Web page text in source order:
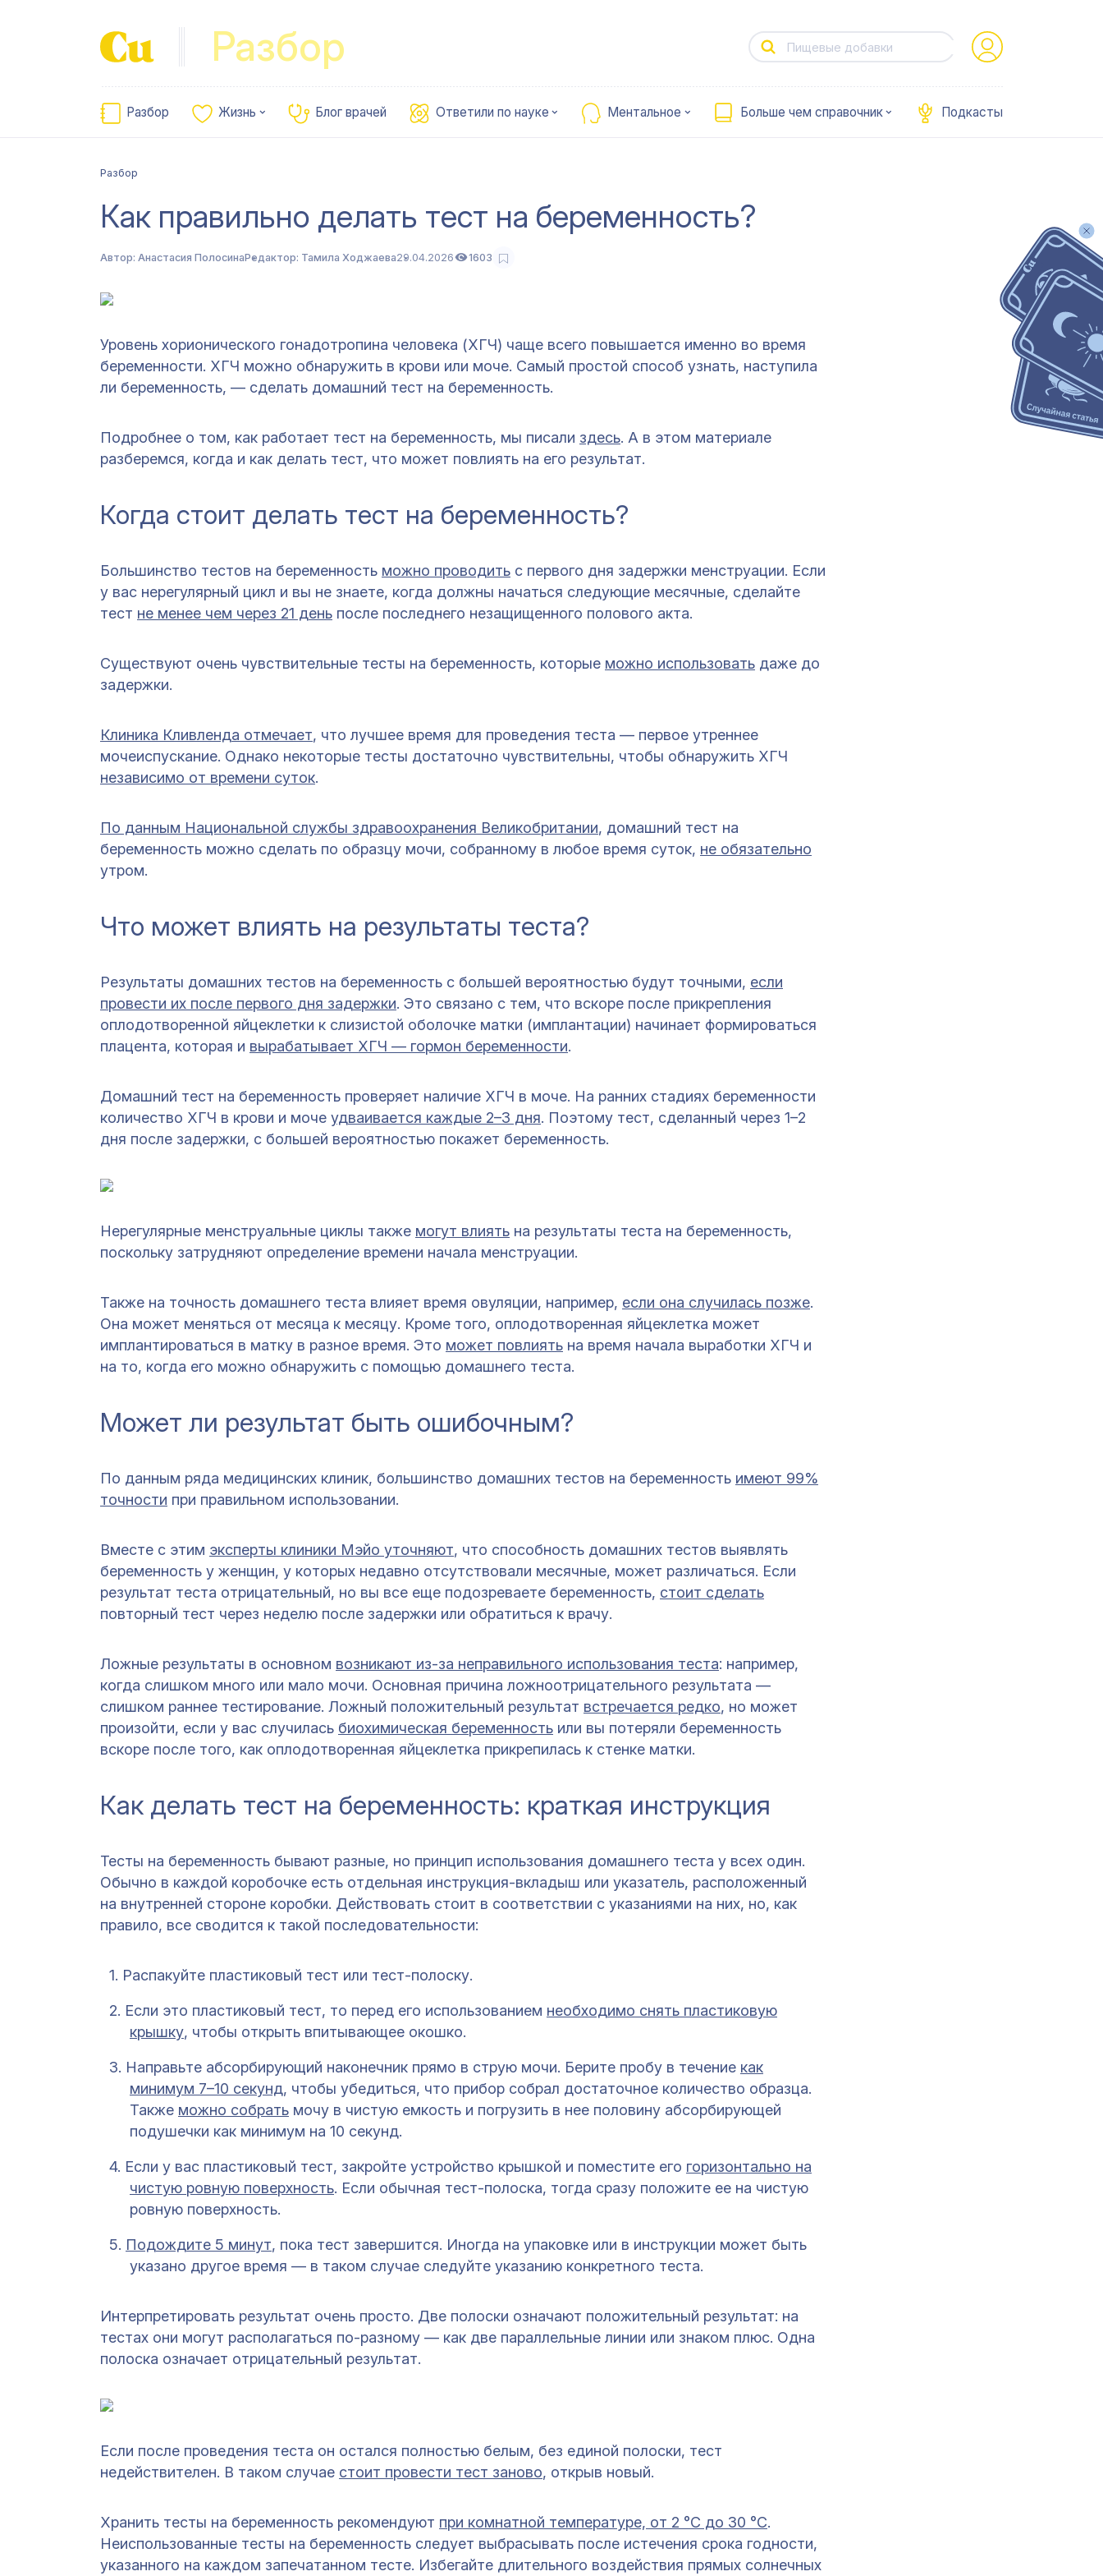
Разбор
Разбор Жизнь Блог врачей Ответили по науке Ментальное Больше чем справочник Подкасты
Разбор
Как правильно делать тест на беременность?
Автор: Анастасия ПолосинаРедактор: Тамила Ходжаева29.04.2026 1603
Уровень хорионического гонадотропина человека (ХГЧ) чаще всего повышается именно во время
беременности. ХГЧ можно обнаружить в крови или моче. Самый простой способ узнать, наступила
ли беременность, — сделать домашний тест на беременность.
Подробнее о том, как работает тест на беременность, мы писали здесь. А в этом материале
разберемся, когда и как делать тест, что может повлиять на его результат.
Когда стоит делать тест на беременность?
Большинство тестов на беременность можно проводить с первого дня задержки менструации. Если
у вас нерегулярный цикл и вы не знаете, когда должны начаться следующие месячные, сделайте
тест не менее чем через 21 день после последнего незащищенного полового акта.
Существуют очень чувствительные тесты на беременность, которые можно использовать даже до
задержки.
Клиника Кливленда отмечает, что лучшее время для проведения теста — первое утреннее
мочеиспускание. Однако некоторые тесты достаточно чувствительны, чтобы обнаружить ХГЧ
независимо от времени суток.
По данным Национальной службы здравоохранения Великобритании, домашний тест на
беременность можно сделать по образцу мочи, собранному в любое время суток, не обязательно
утром.
Что может влиять на результаты теста?
Результаты домашних тестов на беременность с большей вероятностью будут точными, если
провести их после первого дня задержки. Это связано с тем, что вскоре после прикрепления
оплодотворенной яйцеклетки к слизистой оболочке матки (имплантации) начинает формироваться
плацента, которая и вырабатывает ХГЧ — гормон беременности.
Домашний тест на беременность проверяет наличие ХГЧ в моче. На ранних стадиях беременности
количество ХГЧ в крови и моче удваивается каждые 2–3 дня. Поэтому тест, сделанный через 1–2
дня после задержки, с большей вероятностью покажет беременность.
Нерегулярные менструальные циклы также могут влиять на результаты теста на беременность,
поскольку затрудняют определение времени начала менструации.
Также на точность домашнего теста влияет время овуляции, например, если она случилась позже.
Она может меняться от месяца к месяцу. Кроме того, оплодотворенная яйцеклетка может
имплантироваться в матку в разное время. Это может повлиять на время начала выработки ХГЧ и
на то, когда его можно обнаружить с помощью домашнего теста.
Может ли результат быть ошибочным?
По данным ряда медицинских клиник, большинство домашних тестов на беременность имеют 99%
точности при правильном использовании.
Вместе с этим эксперты клиники Мэйо уточняют, что способность домашних тестов выявлять
беременность у женщин, у которых недавно отсутствовали месячные, может различаться. Если
результат теста отрицательный, но вы все еще подозреваете беременность, стоит сделать
повторный тест через неделю после задержки или обратиться к врачу.
Ложные результаты в основном возникают из-за неправильного использования теста: например,
когда слишком много или мало мочи. Основная причина ложноотрицательного результата —
слишком раннее тестирование. Ложный положительный результат встречается редко, но может
произойти, если у вас случилась биохимическая беременность или вы потеряли беременность
вскоре после того, как оплодотворенная яйцеклетка прикрепилась к стенке матки.
Как делать тест на беременность: краткая инструкция
Тесты на беременность бывают разные, но принцип использования домашнего теста у всех один.
Обычно в каждой коробочке есть отдельная инструкция-вкладыш или указатель, расположенный
на внутренней стороне коробки. Действовать стоит в соответствии с указаниями на них, но, как
правило, все сводится к такой последовательности:
Распакуйте пластиковый тест или тест-полоску.
Если это пластиковый тест, то перед его использованием необходимо снять пластиковую
крышку, чтобы открыть впитывающее окошко.
Направьте абсорбирующий наконечник прямо в струю мочи. Берите пробу в течение как
минимум 7–10 секунд, чтобы убедиться, что прибор собрал достаточное количество образца.
Также можно собрать мочу в чистую емкость и погрузить в нее половину абсорбирующей
подушечки как минимум на 10 секунд.
Если у вас пластиковый тест, закройте устройство крышкой и поместите его горизонтально на
чистую ровную поверхность. Если обычная тест-полоска, тогда сразу положите ее на чистую
ровную поверхность.
Подождите 5 минут, пока тест завершится. Иногда на упаковке или в инструкции может быть
указано другое время — в таком случае следуйте указанию конкретного теста.
Интерпретировать результат очень просто. Две полоски означают положительный результат: на
тестах они могут располагаться по-разному — как две параллельные линии или знаком плюс. Одна
полоска означает отрицательный результат.
Если после проведения теста он остался полностью белым, без единой полоски, тест
недействителен. В таком случае стоит провести тест заново, открыв новый.
Хранить тесты на беременность рекомендуют при комнатной температуре, от 2 °C до 30 °C.
Неиспользованные тесты на беременность следует выбрасывать после истечения срока годности,
указанного на каждом запечатанном тесте. Избегайте длительного воздействия прямых солнечных